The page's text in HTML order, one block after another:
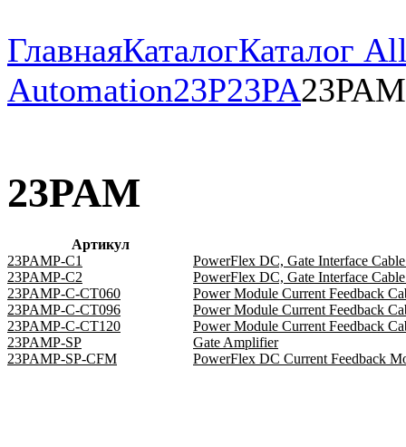
ГлавнаяКаталогКаталог
Automation23P23PA23PAM
23PAM
Артикул
23PAMP-C1
PowerFlex DC, Gate Interface
23PAMP-C2
PowerFlex DC, Gate Interface
23PAMP-C-CT060
Power Module Current Feedback
23PAMP-C-CT096
Power Module Current Feedback
23PAMP-C-CT120
Power Module Current Feedback
23PAMP-SP
Gate Amplifier
23PAMP-SP-CFM
PowerFlex DC Current Feedback